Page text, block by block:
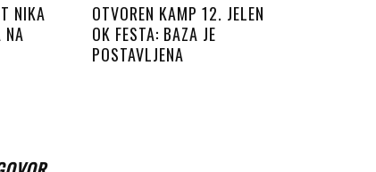
NIKA
NA
OTVOREN KAMP 12. JELEN
OK FESTA: BAZA JE
POSTAVLJENA